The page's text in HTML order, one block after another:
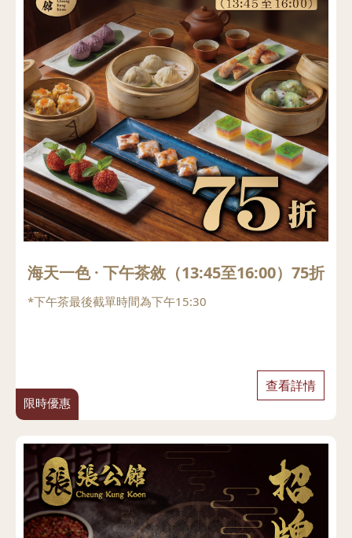
限時優惠
海天一色 · 下午茶敘（13:45至16:00）75折
*下午茶最後截單時間為下午15:30
查看詳情